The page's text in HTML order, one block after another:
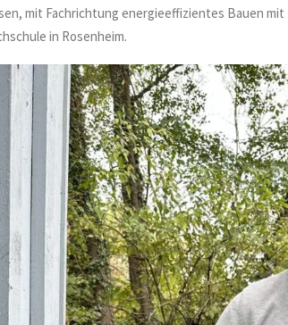
mit Fachrichtung energieeffizientes Bauen
in Rosenheim.